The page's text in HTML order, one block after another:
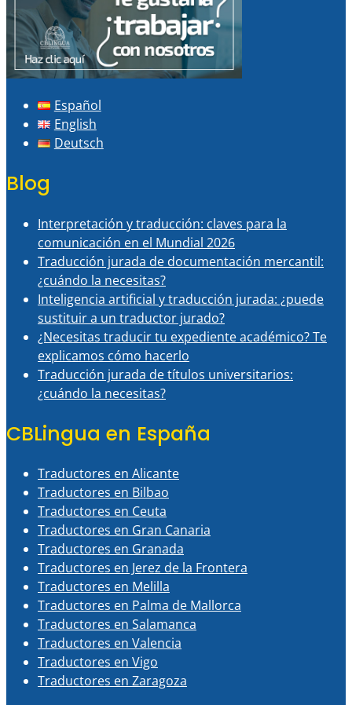
Español
English
Deutsch
Blog
Interpretación y traducción: claves para la
comunicación en el Mundial 2026
Traducción jurada de documentación mercantil:
¿cuándo la necesitas?
Inteligencia artificial y traducción jurada: ¿puede
sustituir a un traductor jurado?
¿Necesitas traducir tu expediente académico? Te
explicamos cómo hacerlo
Traducción jurada de títulos universitarios:
¿cuándo la necesitas?
CBLingua en España
Traductores en Alicante
Traductores en Bilbao
Traductores en Ceuta
Traductores en Gran Canaria
Traductores en Granada
Traductores en Jerez de la Frontera
Traductores en Melilla
Traductores en Palma de Mallorca
Traductores en Salamanca
Traductores en Valencia
Traductores en Vigo
Traductores en Zaragoza